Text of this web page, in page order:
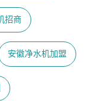
招商
安徽净水机加盟